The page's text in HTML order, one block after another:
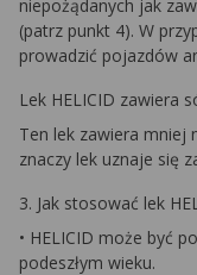
niepożądanych jak
(patrz punkt 4). W
prowadzić pojazdów
Lek HELICID zawiera
Ten lek zawiera mniej
znaczy lek uznaje się
3. Jak stosować lek
• HELICID może być
podeszłym wieku.